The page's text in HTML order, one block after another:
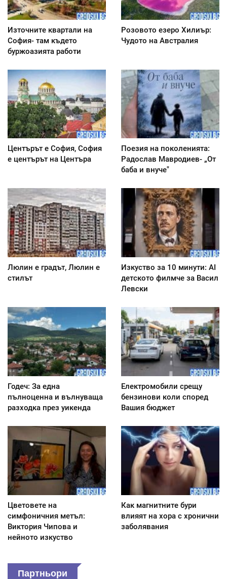
Източните квартали на
София- там където
буржоазията работи
Розовото езеро Хилиър:
Чудото на Австралия
Центърът е София, София
е центърът на Центъра
Поезия на поколенията:
Радослав Мавродиев- „От
баба и внуче"
Люлин е градът, Люлин е
стилът
Изкуство за 10 минути: AI
детското филмче за Васил
Левски
Годеч: За една
пълноценна и вълнуваща
разходка през уикенда
Електромобили срещу
бензинови коли според
Вашия бюджет
Цветовете на
симфоничния метъл:
Виктория Чипова и
нейното изкуство
Как магнитните бури
влияят на хора с хронични
заболявания
Партньори